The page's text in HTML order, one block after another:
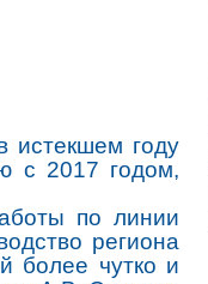
истекшем году
с 2017 годом,
по линии
региона
более чутко и